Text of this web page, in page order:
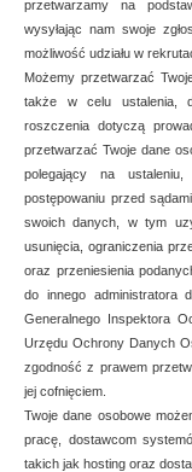
przetwarzamy na
wysyłając nam swoje
możliwość udziału w
Możemy przetwarzać
także w celu ustalenia,
roszczenia dotyczą
przetwarzać Twoje dane
polegający na
postępowaniu przed
swoich danych, w tym
usunięcia, ograniczenia
oraz przeniesienia
do innego administratora
Generalnego Inspektora
Urzędu Ochrony Danych
zgodność z prawem
jej cofnięciem.
Twoje dane osobowe
pracę, dostawcom
takich jak hosting oraz